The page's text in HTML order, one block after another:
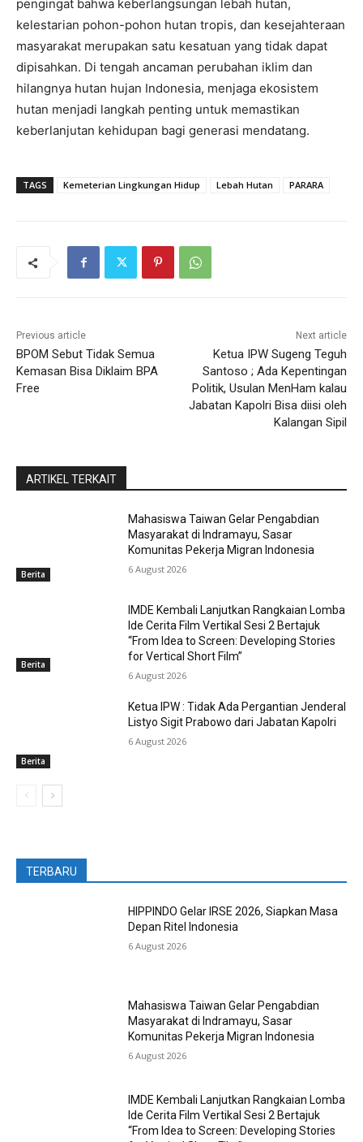
pengingat bahwa keberlangsungan lebah hutan,
kelestarian pohon-pohon hutan tropis, dan kesejahteraan
masyarakat merupakan satu kesatuan yang tidak dapat
dipisahkan. Di tengah ancaman perubahan iklim dan
hilangnya hutan hujan Indonesia, menjaga ekosistem
hutan menjadi langkah penting untuk memastikan
keberlanjutan kehidupan bagi generasi mendatang.
TAGS Kemeterian Lingkungan Hidup Lebah Hutan PARARA
Previous article
BPOM Sebut Tidak Semua
Kemasan Bisa Diklaim BPA
Free
Next article
Ketua IPW Sugeng Teguh
Santoso ; Ada Kepentingan
Politik, Usulan MenHam kalau
Jabatan Kapolri Bisa diisi oleh
Kalangan Sipil
ARTIKEL TERKAIT
Berita
Mahasiswa Taiwan Gelar Pengabdian
Masyarakat di Indramayu, Sasar
Komunitas Pekerja Migran Indonesia
6 August 2026
Berita
IMDE Kembali Lanjutkan Rangkaian Lomba
Ide Cerita Film Vertikal Sesi 2 Bertajuk
“From Idea to Screen: Developing Stories
for Vertical Short Film”
6 August 2026
Berita
Ketua IPW : Tidak Ada Pergantian Jenderal
Listyo Sigit Prabowo dari Jabatan Kapolri
6 August 2026
TERBARU
HIPPINDO Gelar IRSE 2026, Siapkan Masa
Depan Ritel Indonesia
6 August 2026
Mahasiswa Taiwan Gelar Pengabdian
Masyarakat di Indramayu, Sasar
Komunitas Pekerja Migran Indonesia
6 August 2026
IMDE Kembali Lanjutkan Rangkaian Lomba
Ide Cerita Film Vertikal Sesi 2 Bertajuk
“From Idea to Screen: Developing Stories